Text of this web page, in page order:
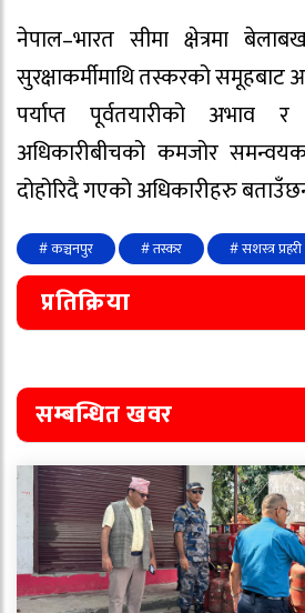
नेपाल–भारत सीमा क्षेत्रमा
सुरक्षाकर्मीमाथि तस्करको
पर्याप्त पूर्वतयारीको
अधिकारीबीचको कमजोर
दोहोरिदै गएको अधिकारीहरु
# कञ्चनपुर # तस्कर # सशस्त्र प्रहरी
प्रतिक्रिया
सम्बन्धित खवर